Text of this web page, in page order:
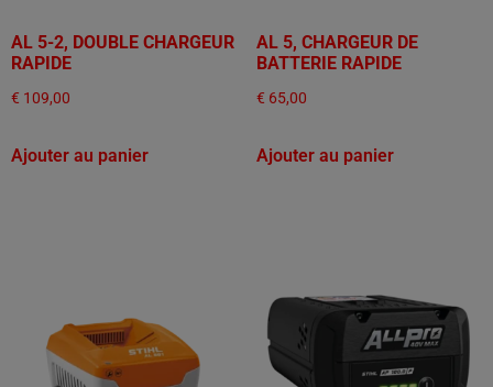
AL 5-2, DOUBLE CHARGEUR
RAPIDE
€ 109,00
Ajouter au panier
AL 5, CHARGEUR DE
BATTERIE RAPIDE
€ 65,00
Ajouter au panier